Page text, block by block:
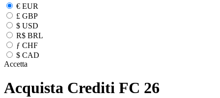
€ EUR
£ GBP
$ USD
R$ BRL
ƒ CHF
$ CAD
Accetta
Acquista Crediti FC 26